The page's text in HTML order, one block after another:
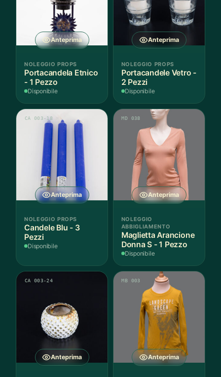
Anteprima
NOLEGGIO PROPS
Portacandela Etnico
- 1 Pezzo
Disponibile
Anteprima
NOLEGGIO PROPS
Portacandele Vetro -
2 Pezzi
Disponibile
Anteprima
CA 003-18
NOLEGGIO PROPS
Candele Blu - 3
Pezzi
Disponibile
Anteprima
MD 038
NOLEGGIO
ABBIGLIAMENTO
Maglietta Arancione
Donna S - 1 Pezzo
Disponibile
Anteprima
CA 003-24
Anteprima
MB 003